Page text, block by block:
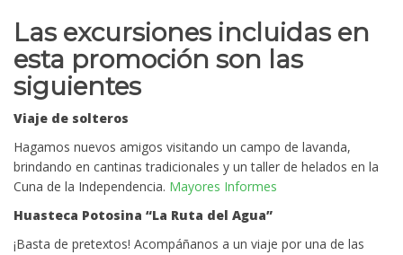
Las excursiones incluidas en
esta promoción son las
siguientes
Viaje de solteros
Hagamos nuevos amigos visitando un campo de lavanda,
brindando en cantinas tradicionales y un taller de helados en la
Cuna de la Independencia. Mayores Informes
Huasteca Potosina “La Ruta del Agua”
¡Basta de pretextos! Acompáñanos a un viaje por una de las